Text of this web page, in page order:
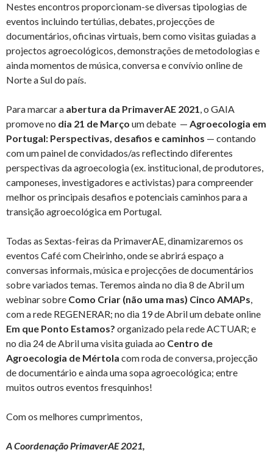
Nestes encontros proporcionam-se diversas tipologias de
eventos incluindo tertúlias, debates, projecções de
documentários, oficinas virtuais, bem como visitas guiadas a
projectos agroecológicos, demonstrações de metodologias e
ainda momentos de música, conversa e convívio online de
Norte a Sul do país.
Para marcar a abertura da PrimaverAE 2021, o GAIA
promove no dia 21 de Março um debate — Agroecologia em
Portugal: Perspectivas, desafios e caminhos — contando
com um painel de convidados/as reflectindo diferentes
perspectivas da agroecologia (ex. institucional, de produtores,
camponeses, investigadores e activistas) para compreender
melhor os principais desafios e potenciais caminhos para a
transição agroecológica em Portugal.
Todas as Sextas-feiras da PrimaverAE, dinamizaremos os
eventos Café com Cheirinho, onde se abrirá espaço a
conversas informais, música e projecções de documentários
sobre variados temas. Teremos ainda no dia 8 de Abril um
webinar sobre Como Criar (não uma mas) Cinco AMAPs,
com a rede REGENERAR; no dia 19 de Abril um debate online
Em que Ponto Estamos? organizado pela rede ACTUAR; e
no dia 24 de Abril uma visita guiada ao Centro de
Agroecologia de Mértola com roda de conversa, projecção
de documentário e ainda uma sopa agroecológica; entre
muitos outros eventos fresquinhos!
Com os melhores cumprimentos,
A Coordenação PrimaverAE 2021,